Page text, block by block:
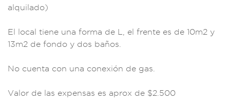
a lquilado)
El local tiene una forma de L, e l frente es de 10m2 y
13m2 de fondo y dos baños.
No cuenta con una conexión de gas.
Valor de las expensas es aprox de $2.500